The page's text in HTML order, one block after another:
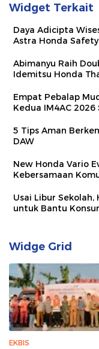
Widget Terkait
Daya Adicipta
Astra Honda
Abimanyu Raih
Idemitsu Honda
Empat Pebalap
Kedua IM4AC 2026
5 Tips Aman
DAW
New Honda Vario
Kebersamaan
Usai Libur
untuk Bantu
Widge Grid
EKBIS